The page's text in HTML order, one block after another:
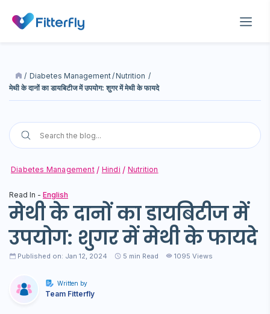
/ Diabetes Management/Nutrition /
मेथी के दानों का डायबिटीज में उपयोग: शुगर में मेथी के फायदे
Diabetes Management Hindi Nutrition
Read In - English
मेथी के दानों का डायबिटीज में
उपयोग: शुगर में मेथी के फायदे
Published on: Jan 12, 2024 5 min Read 1095 Views
Written by
Team Fitterfly